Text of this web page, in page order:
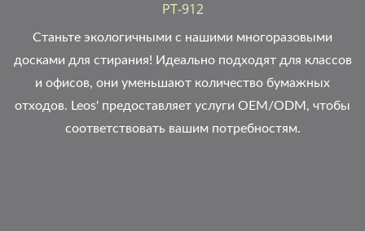
PT-912
Станьте экологичными с нашими многоразовыми
досками для стирания! Идеально подходят для классов
и офисов, они уменьшают количество бумажных
отходов. Leos' предоставляет услуги OEM/ODM, чтобы
соответствовать вашим потребностям.